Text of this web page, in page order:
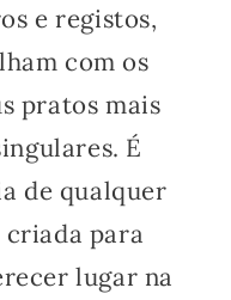
e registos,
com os
pratos mais
É
de qualquer
para
lugar na